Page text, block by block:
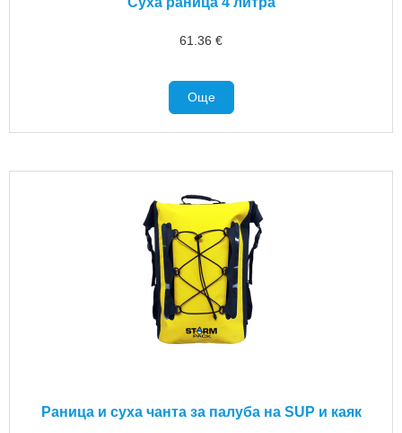
61.36 €
Още
Раница и суха чанта за палуба на SUP и каяк